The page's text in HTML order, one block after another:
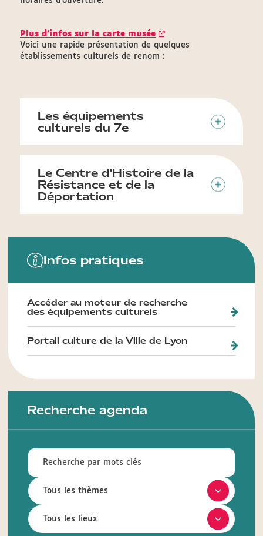
Plus d'infos sur la carte musée
Voici une rapide présentation de quelques
établissements culturels de renom :
Les équipements
culturels du 7e
Le Centre d'Histoire de la
Résistance et de la
Déportation
Infos pratiques
Accéder au moteur de recherche
des équipements culturels
Portail culture de la Ville de Lyon
Recherche agenda